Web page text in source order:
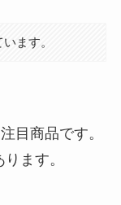
ます。
目商品です。
ます。